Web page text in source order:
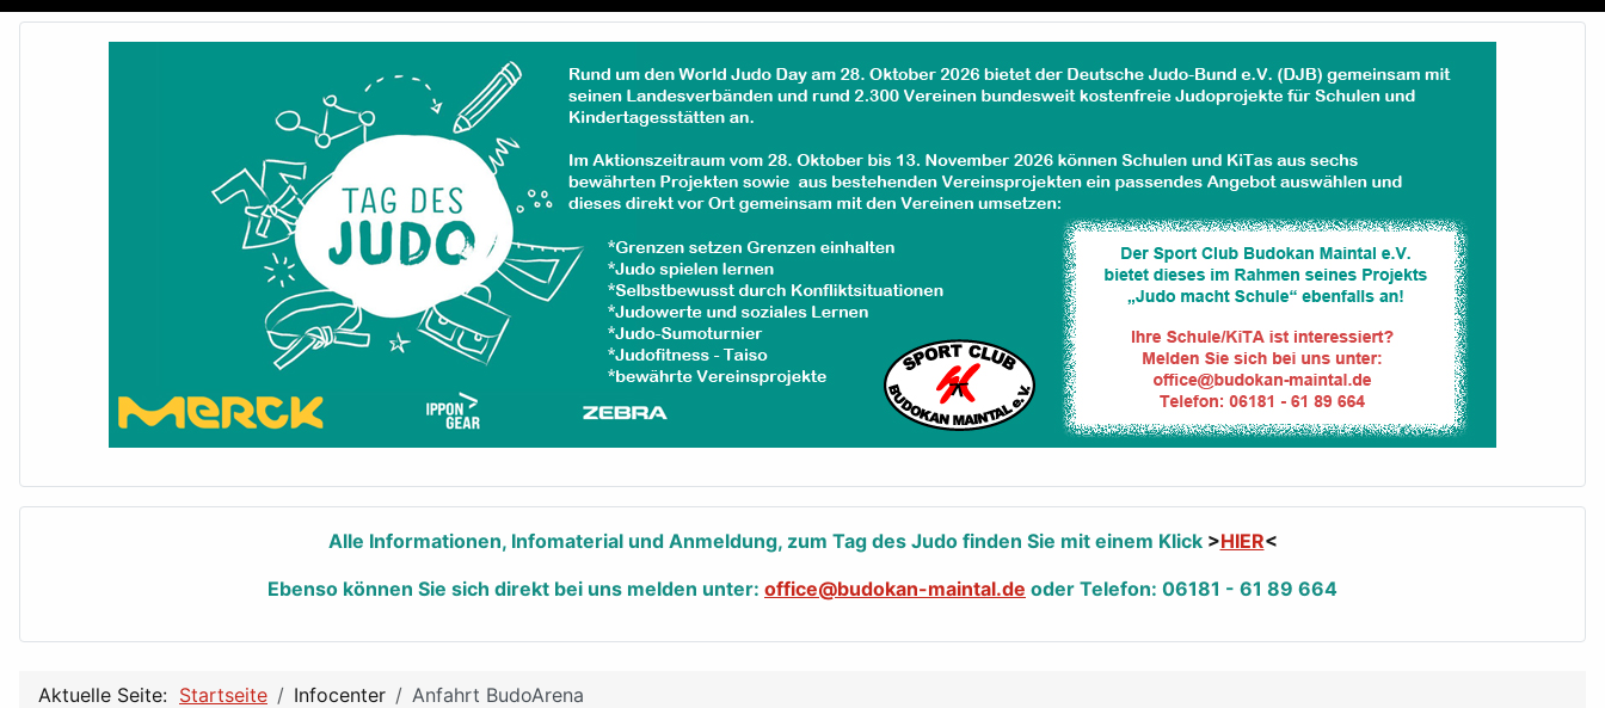
Alle Informationen, Infomaterial und Anmeldung, zum Tag des Judo finden Sie mit einem Klick>HIER<
Ebenso können Sie sich direkt bei uns melden unter: office@budokan-maintal.de oder Telefon: 06181 - 61 89 664
Aktuelle Seite: Startseite Infocenter Anfahrt BudoArena